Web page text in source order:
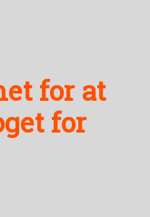
for at
for